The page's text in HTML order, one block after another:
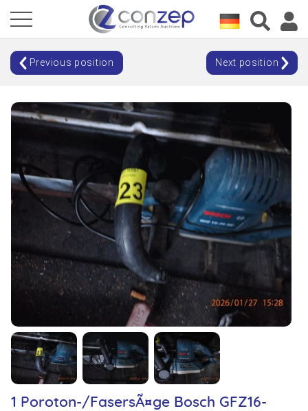
Previous position Next position
1 Poroton-/FasersÃ¤ge Bosch GFZ16-